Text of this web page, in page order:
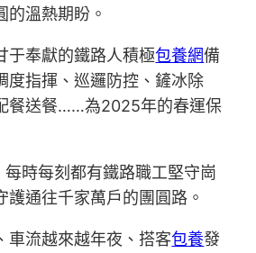
的溫熱期盼。
于奉獻的鐵路人積極包養網備
度指揮、巡邏防控、鏟冰除
餐送餐……為2025年的春運保
每時每刻都有鐵路職工堅守崗
護通往千家萬戶的團圓路。
車流越來越年夜、搭客包養發